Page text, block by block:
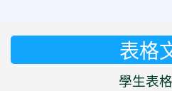
表格
學生表